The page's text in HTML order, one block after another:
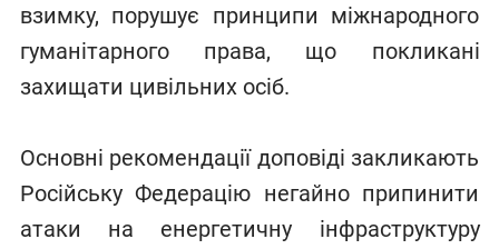
взимку, порушує принципи міжнародного
гуманітарного права, що покликані
захищати цивільних осіб.
Основні рекомендації доповіді закликають
Російську Федерацію негайно припинити
атаки на енергетичну інфраструктуру